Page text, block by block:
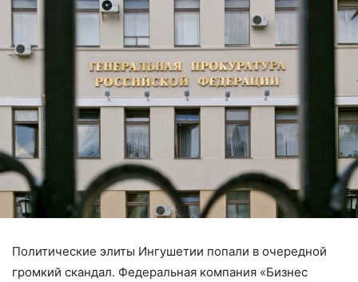
Политические элиты Ингушетии попали в очередной
громкий скандал. Федеральная компания «Бизнес